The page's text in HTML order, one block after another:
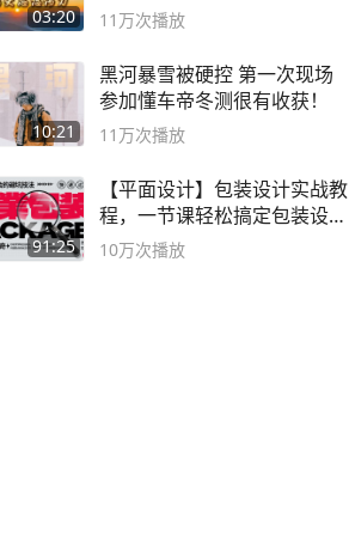
03:20 11万次播放
10:21
黑河暴雪被硬控 第一次现场
参加懂车帝冬测很有收获！
11万次播放
91:25
【平面设计】包装设计实战教
程，一节课轻松搞定包装设计
流程！
10万次播放